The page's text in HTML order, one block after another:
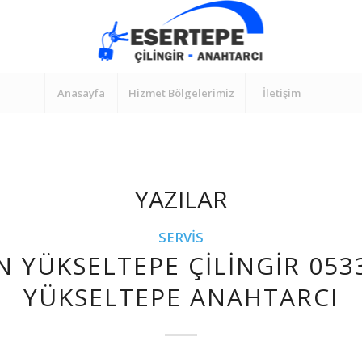
Anasayfa Hizmet Bölgelerimiz İletişim
YAZILAR
SERVIS
YÜKSELTEPE ÇILINGIR
YÜKSELTEPE ANAHTARCI